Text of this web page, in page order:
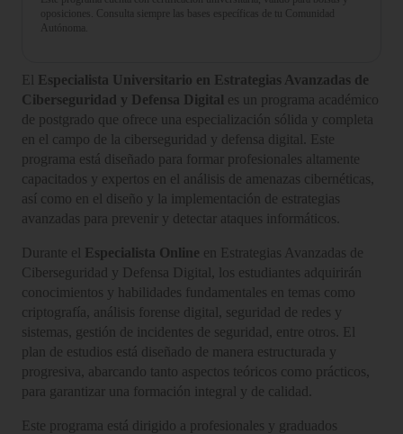
oposiciones. Consulta siempre las bases específicas de tu Comunidad
Autónoma.
El
Especialista Universitario en Estrategias Avanzadas de
Ciberseguridad y Defensa Digital es un programa académico
de postgrado que ofrece una especialización sólida y completa
en el campo de la ciberseguridad y defensa digital. Este
programa está diseñado para formar profesionales altamente
capacitados y expertos en el análisis de amenazas cibernéticas,
así como en el diseño y la implementación de estrategias
avanzadas para prevenir y detectar ataques informáticos.
Durante el Especialista Online en Estrategias Avanzadas de
Ciberseguridad y Defensa Digital, los estudiantes adquirirán
conocimientos y habilidades fundamentales en temas como
criptografía, análisis forense digital, seguridad de redes y
sistemas, gestión de incidentes de seguridad, entre otros. El
plan de estudios está diseñado de manera estructurada y
progresiva, abarcando tanto aspectos teóricos como prácticos,
para garantizar una formación integral y de calidad.
Este programa está dirigido a profesionales y graduados